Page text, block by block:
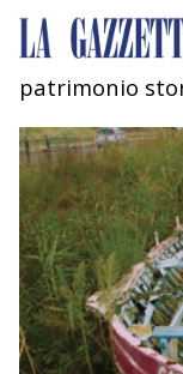
AMBIENTE
MOBILITÀ
INDUSTRIA
RICERCA
ECONOMIA
patrimonio